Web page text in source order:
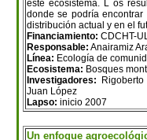
este ecosistema. L os
donde se podría
distribución actual y en el
Financiamiento: CDCHT-
Responsable: Anairamiz
Línea: Ecología de
Ecosistema: Bosques
Investigadores:
Juan López
Lapso: inicio 2007
Un enfoque